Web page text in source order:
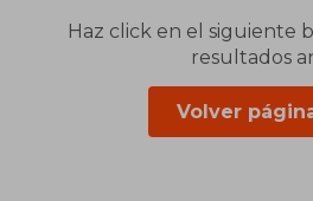
Haz click en el siguiente
resultados
Volver